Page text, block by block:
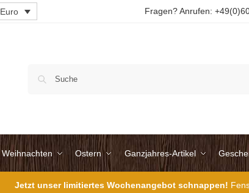
Euro Fragen? Anrufen:
Weihnachten Ostern Ganzjahres-Artikel
Jetzt unser limitiertes Wochenangebot schnappen!